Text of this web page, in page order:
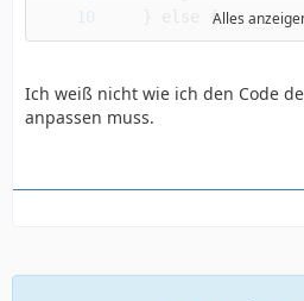
?>
Alles
Ich weiß nicht wie ich den Code
anpassen muss.